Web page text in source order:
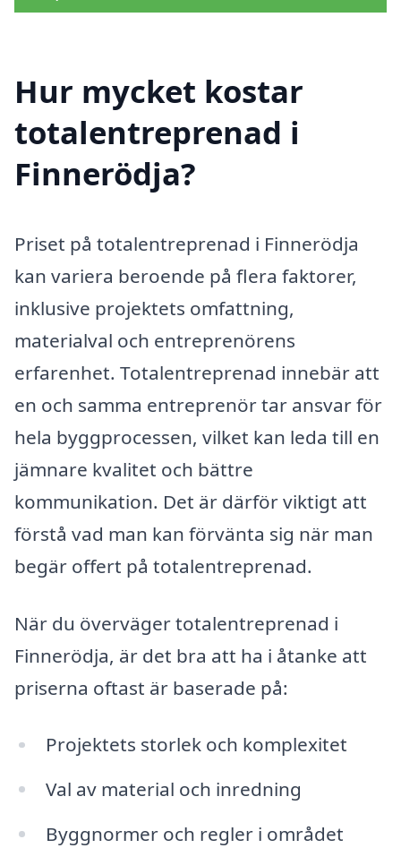
Hur mycket kostar
totalentreprenad i
Finnerödja?
Priset på totalentreprenad i Finnerödja
kan variera beroende på flera faktorer,
inklusive projektets omfattning,
materialval och entreprenörens
erfarenhet. Totalentreprenad innebär att
en och samma entreprenör tar ansvar för
hela byggprocessen, vilket kan leda till en
jämnare kvalitet och bättre
kommunikation. Det är därför viktigt att
förstå vad man kan förvänta sig när man
begär offert på totalentreprenad.
När du överväger totalentreprenad i
Finnerödja, är det bra att ha i åtanke att
priserna oftast är baserade på:
Projektets storlek och komplexitet
Val av material och inredning
Byggnormer och regler i området